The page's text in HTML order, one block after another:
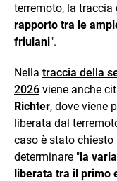
terremoto, la
rapporto tra le
friulani".
Nella traccia della
2026 viene anche
Richter, dove viene
liberata dal
caso è stato
determinare "la
liberata tra il primo